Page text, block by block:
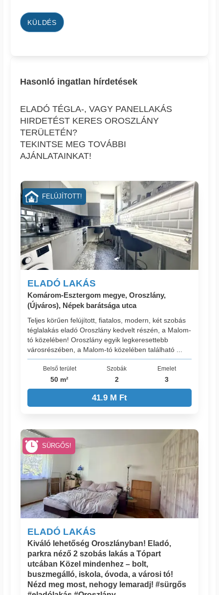
KÜLDÉS
Hasonló ingatlan hírdetések
ELADÓ TÉGLA-, VAGY PANELLAKÁS
HIRDETÉST KERES OROSZLÁNY
TERÜLETÉN?
TEKINTSE MEG TOVÁBBI
AJÁNLATAINKAT!
ELADÓ LAKÁS
Komárom-Esztergom megye, Oroszlány,
(Újváros), Népek barátsága utca
Teljes körűen felújított, fiatalos, modern, két szobás
téglalakás eladó Oroszlány kedvelt részén, a Malom-
tó közelében! Oroszlány egyik legkeresettebb
városrészében, a Malom-tó közelében található ...
Belső terület
50 m²
Szobák
2
Emelet
3
41.9 M Ft
FELÚJÍTOTT!
ELADÓ LAKÁS
Kiváló lehetőség Oroszlányban! Eladó,
parkra néző 2 szobás lakás a Tópart
utcában Közel mindenhez – bolt,
buszmegálló, iskola, óvoda, a városi tó!
Nézd meg most, nehogy lemaradj! #sürgős
SÜRGŐS!